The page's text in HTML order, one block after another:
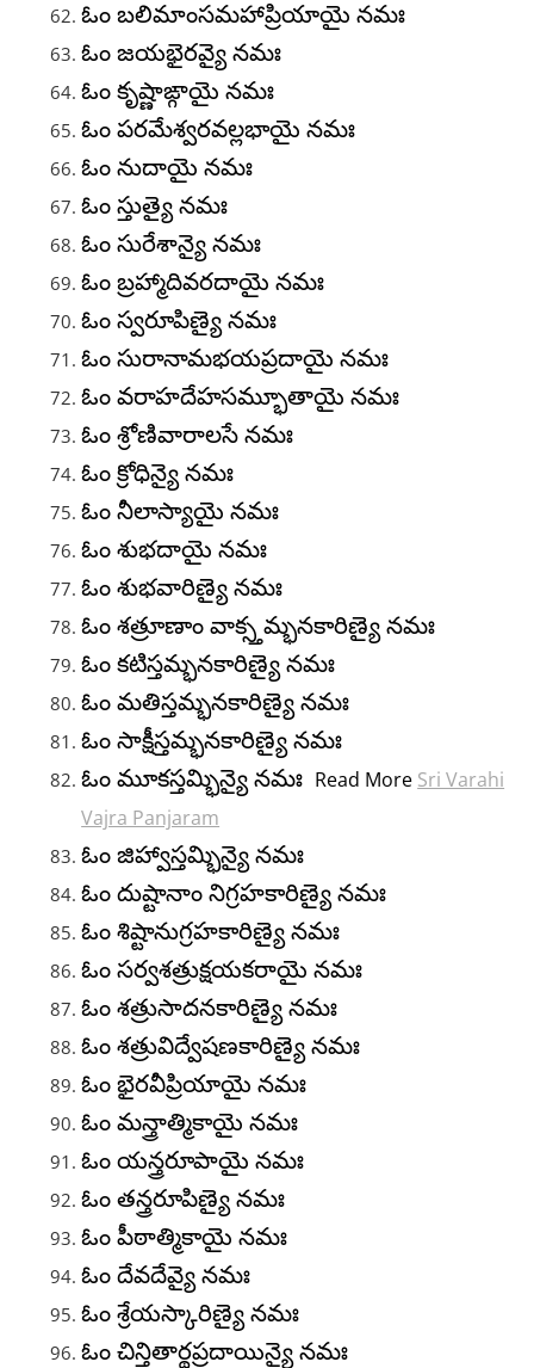
ఓం బలిమాంసమహాప్రియాయై నమః
ఓం జయభైరవ్యై నమః
ఓం కృష్ణాఙ్గాయై నమః
ఓం పరమేశ్వరవల్లభాయై నమః
ఓం నుదాయై నమః
ఓం స్తుత్యై నమః
ఓం సురేశాన్యై నమః
ఓం బ్రహ్మాదివరదాయై నమః
ఓం స్వరూపిణ్యై నమః
ఓం సురానామభయప్రదాయై నమః
ఓం వరాహదేహసమ్భూతాయై నమః
ఓం శ్రోణివారాలసే నమః
ఓం క్రోధిన్యై నమః
ఓం నీలాస్యాయై నమః
ఓం శుభదాయై నమః
ఓం శుభవారిణ్యై నమః
ఓం శత్రూణాం వాక్స్తమ్భనకారిణ్యై నమః
ఓం కటిస్తమ్భనకారిణ్యై నమః
ఓం మతిస్తమ్భనకారిణ్యై నమః
ఓం సాక్షీస్తమ్భనకారిణ్యై నమః
ఓం మూకస్తమ్భిన్యై నమః Read More Sri Varahi
Vajra Panjaram
ఓం జిహ్వాస్తమ్భిన్యై నమః
ఓం దుష్టానాం నిగ్రహకారిణ్యై నమః
ఓం శిష్టానుగ్రహకారిణ్యై నమః
ఓం సర్వశత్రుక్షయకరాయై నమః
ఓం శత్రుసాదనకారిణ్యై నమః
ఓం శత్రువిద్వేషణకారిణ్యై నమః
ఓం భైరవీప్రియాయై నమః
ఓం మన్త్రాత్మికాయై నమః
ఓం యన్త్రరూపాయై నమః
ఓం తన్త్రరూపిణ్యై నమః
ఓం పీఠాత్మికాయై నమః
ఓం దేవదేవ్యై నమః
ఓం శ్రేయస్కారిణ్యై నమః
ఓం చిన్తితార్థప్రదాయిన్యై నమః